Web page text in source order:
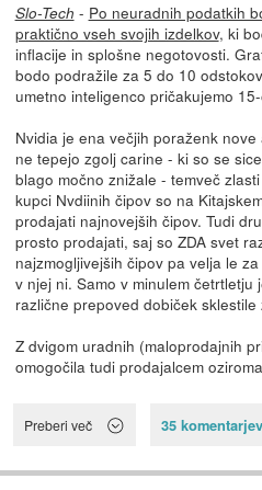
Slo-Tech - Po neuradnih podatkih
praktično vseh svojih izdelkov, ki
inflacije in splošne negotovosti.
bodo podražile za 5 do 10
umetno inteligenco pričakujemo
Nvidia je ena večjih poraženk
ne tepejo zgolj carine - ki so se
blago močno znižale - temveč
kupci Nvdiinih čipov so na
prodajati najnovejših čipov. Tudi
prosto prodajati, saj so ZDA svet
najzmogljivejših čipov pa velja le
v njej ni. Samo v minulem četrtletju
različne prepoved dobiček
Z dvigom uradnih (maloprodajnih
omogočila tudi prodajalcem
Preberi več 35 komentarjev